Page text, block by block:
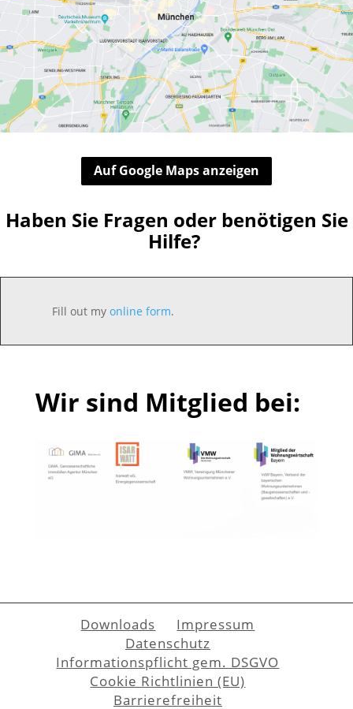
Auf Google Maps anzeigen
Haben Sie Fragen oder benötigen Sie
Hilfe?
Fill out my online form.
Wir sind Mitglied bei:
Downloads
Impressum
Datenschutz
Informationspflicht gem. DSGVO
Cookie Richtlinien (EU)
Barrierefreiheit